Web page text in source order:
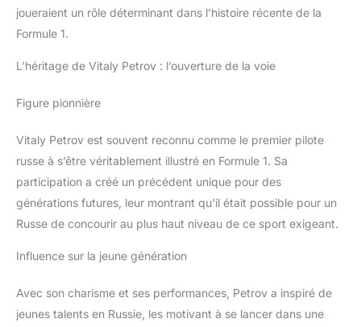
joueraient un rôle déterminant dans l’histoire récente de la
Formule 1.
L’héritage de Vitaly Petrov : l’ouverture de la voie
Figure pionnière
Vitaly Petrov est souvent reconnu comme le premier pilote
russe à s’être véritablement illustré en Formule 1. Sa
participation a créé un précédent unique pour des
générations futures, leur montrant qu’il était possible pour un
Russe de concourir au plus haut niveau de ce sport exigeant.
Influence sur la jeune génération
Avec son charisme et ses performances, Petrov a inspiré de
jeunes talents en Russie, les motivant à se lancer dans une